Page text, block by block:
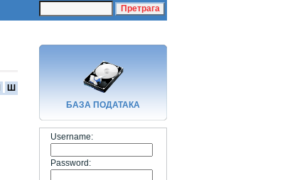
Ш
БАЗA ПОДАТАКА
Username:
Password: